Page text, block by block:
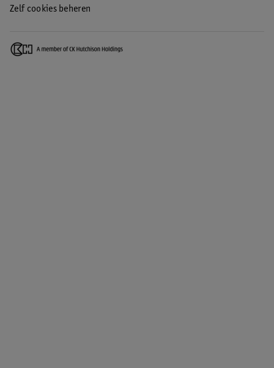
Zelf cookies beheren